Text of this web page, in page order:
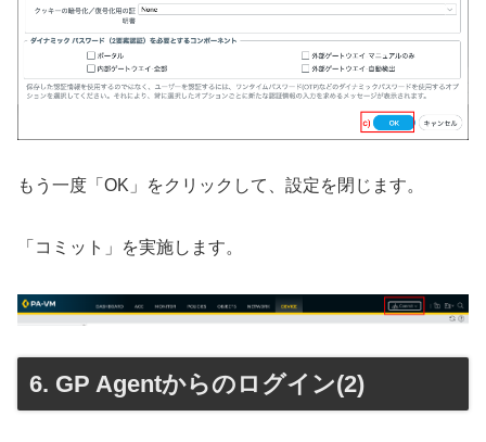
もう一度「OK」をクリックして、設定を閉じます。
「コミット」を実施します。
GP Agentからのログイン(2)